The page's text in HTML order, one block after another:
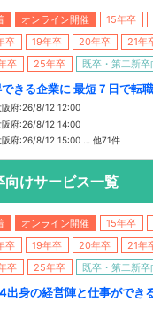
オンライン開催 15年卒
卒
19年卒 20年卒 21年
卒
25年卒 既卒・第二新
きる企業に 最短７日で転職
阪府:26/8/12 12:00
阪府:26/8/12 14:00
阪府:26/8/12 15:00 … 他71件
向けサービス一覧
オンライン開催 15年卒
卒
19年卒 20年卒 21年
卒
25年卒 既卒・第二新
出身の経営陣と仕事ができ